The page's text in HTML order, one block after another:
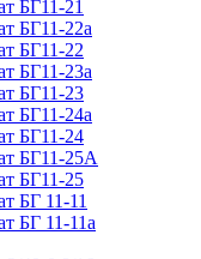
БГ11-21
БГ11-22а
БГ11-22
БГ11-23а
БГ11-23
БГ11-24а
БГ11-24
БГ11-25А
БГ11-25
БГ 11-11
БГ 11-11а